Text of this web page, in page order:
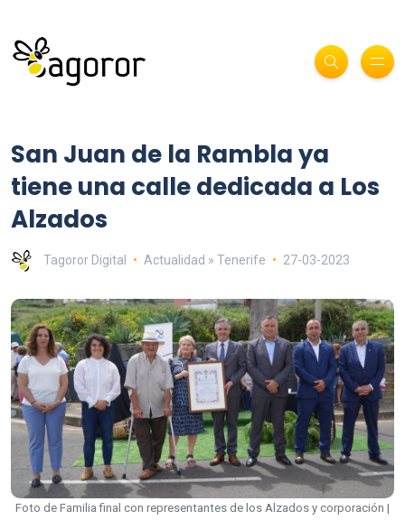
San Juan de la Rambla ya
tiene una calle dedicada a Los
Alzados
Tagoror Digital Actualidad » Tenerife 27-03-2023
Foto de Familia final con representantes de los Alzados y corporación |